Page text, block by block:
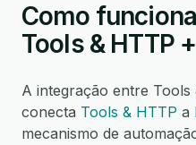
Como
Tools & HTTP
A integração entre Tools
conecta Tools & HTTP a
mecanismo de